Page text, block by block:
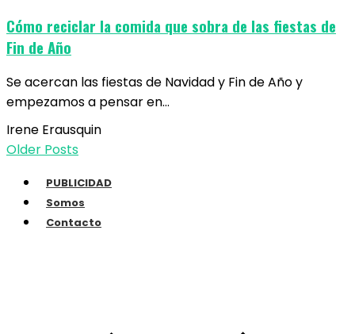
Cómo reciclar la comida que sobra de las fiestas de
Fin de Año
Se acercan las fiestas de Navidad y Fin de Año y
empezamos a pensar en…
Irene Erausquin
Older Posts
PUBLICIDAD
Somos
Contacto